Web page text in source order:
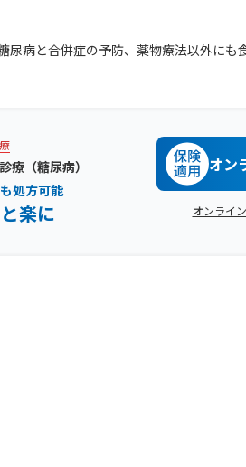
尿病と合併症の予防、薬物療法以外にも
療（糖尿病）
処方可能
楽に
オン
オンライ